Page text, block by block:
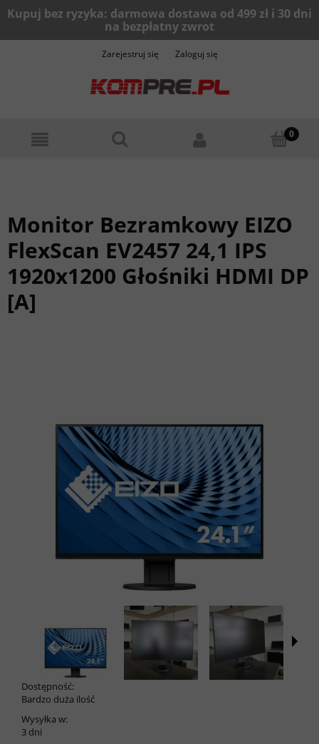
Zarejestruj się Zaloguj się
Monitor Bezramkowy EIZO
FlexScan EV2457 24,1 IPS
1920x1200 Głośniki HDMI DP
[A]
Dostępność:
Bardzo duża ilość
Wysyłka w:
3 dni